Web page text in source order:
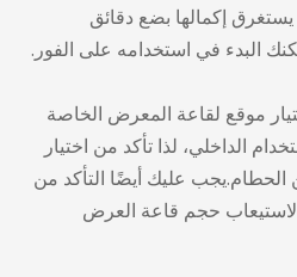
إكمالها بضع دقائق
البدء في استخدامه على الفور.
موقع لقاعة المعرض الخاصة
الداخلي، لذا تأكد من اختيار
عليك أيضًا التأكد من
لاستيعاب حجم قاعة العرض